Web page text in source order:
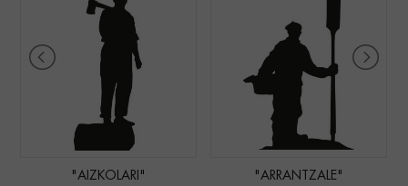
"AIZKOLARI" "ARRANTZALE"